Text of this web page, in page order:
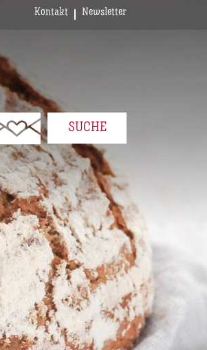
Kontakt Newsletter
SUCHE